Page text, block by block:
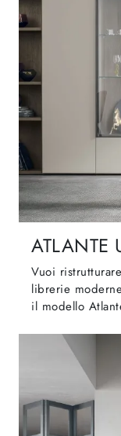
ATLANTE
Vuoi
librerie
il modello